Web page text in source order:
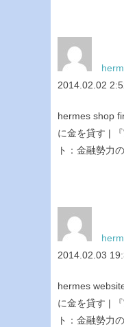
2014.02.02
hermes shop
に金を貸す |
ト：金融勢力
2014.02.03
hermes
に金を貸す |
ト：金融勢力